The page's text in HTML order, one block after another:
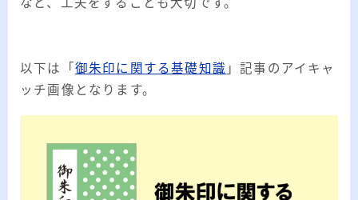
など、工夫をすることも大切です。
以下は「 御朱印に関する基礎知識 」記事のアイキャ
ッチ画像となります。